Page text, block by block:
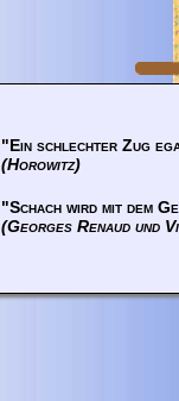
"Ein schlechter Zug
(Horowitz)
"Schach wird mit dem
(Georges Renaud und